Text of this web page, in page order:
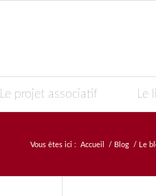
Le projet associatif Le
Vous êtes ici : Accueil / Blog / Le